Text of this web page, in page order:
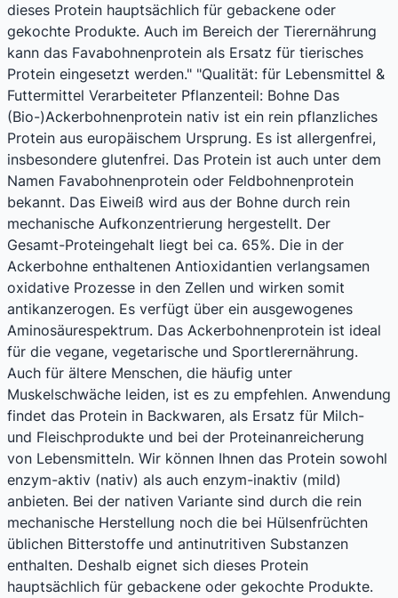
dieses Protein hauptsächlich für gebackene oder
gekochte Produkte. Auch im Bereich der Tierernährung
kann das Favabohnenprotein als Ersatz für tierisches
Protein eingesetzt werden." "Qualität: für Lebensmittel &
Futtermittel Verarbeiteter Pflanzenteil: Bohne Das
(Bio-)Ackerbohnenprotein nativ ist ein rein pflanzliches
Protein aus europäischem Ursprung. Es ist allergenfrei,
insbesondere glutenfrei. Das Protein ist auch unter dem
Namen Favabohnenprotein oder Feldbohnenprotein
bekannt. Das Eiweiß wird aus der Bohne durch rein
mechanische Aufkonzentrierung hergestellt. Der
Gesamt-Proteingehalt liegt bei ca. 65%. Die in der
Ackerbohne enthaltenen Antioxidantien verlangsamen
oxidative Prozesse in den Zellen und wirken somit
antikanzerogen. Es verfügt über ein ausgewogenes
Aminosäurespektrum. Das Ackerbohnenprotein ist ideal
für die vegane, vegetarische und Sportlerernährung.
Auch für ältere Menschen, die häufig unter
Muskelschwäche leiden, ist es zu empfehlen. Anwendung
findet das Protein in Backwaren, als Ersatz für Milch-
und Fleischprodukte und bei der Proteinanreicherung
von Lebensmitteln. Wir können Ihnen das Protein sowohl
enzym-aktiv (nativ) als auch enzym-inaktiv (mild)
anbieten. Bei der nativen Variante sind durch die rein
mechanische Herstellung noch die bei Hülsenfrüchten
üblichen Bitterstoffe und antinutritiven Substanzen
enthalten. Deshalb eignet sich dieses Protein
hauptsächlich für gebackene oder gekochte Produkte.